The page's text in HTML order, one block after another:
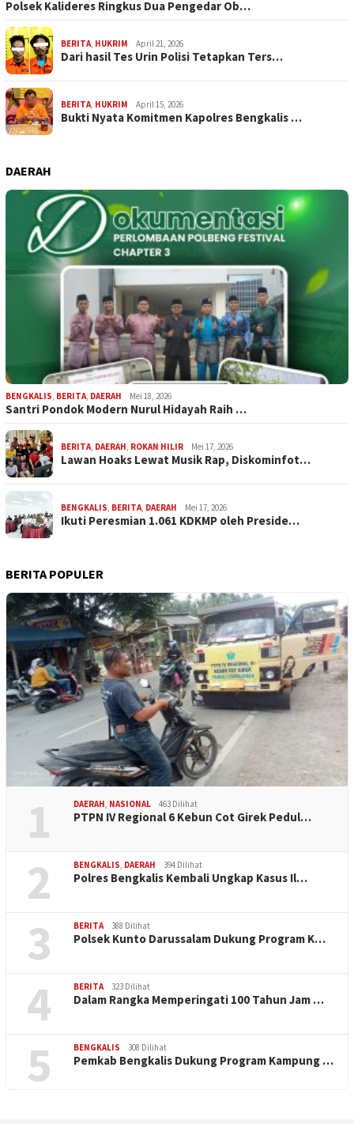
Polsek Kalideres Ringkus Dua Pengedar Ob…
BERITA, HUKRIM April 21, 2026
Dari hasil Tes Urin Polisi Tetapkan Ters…
BERITA, HUKRIM April 15, 2026
Bukti Nyata Komitmen Kapolres Bengkalis …
DAERAH
BENGKALIS, BERITA, DAERAH Mei 18, 2026
Santri Pondok Modern Nurul Hidayah Raih …
BERITA, DAERAH, ROKAN HILIR Mei 17, 2026
Lawan Hoaks Lewat Musik Rap, Diskominfot…
BENGKALIS, BERITA, DAERAH Mei 17, 2026
Ikuti Peresmian 1.061 KDKMP oleh Preside…
BERITA POPULER
1 DAERAH, NASIONAL 463 Dilihat
PTPN IV Regional 6 Kebun Cot Girek Pedul…
2 BENGKALIS, DAERAH 394 Dilihat
Polres Bengkalis Kembali Ungkap Kasus Il…
3 BERITA 388 Dilihat
Polsek Kunto Darussalam Dukung Program K…
4 BERITA 323 Dilihat
Dalam Rangka Memperingati 100 Tahun Jam …
5 BENGKALIS 308 Dilihat
Pemkab Bengkalis Dukung Program Kampung …